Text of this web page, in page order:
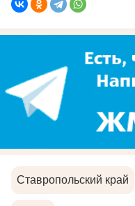
Ставропольский край